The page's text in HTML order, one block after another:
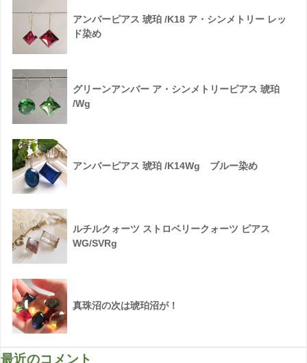
アンバーピアス 琥珀 /K18 ア・シンメトリー レッ
ド染め
グリーンアンバー ア・シンメトリーピアス 琥珀
/Wg
アンバーピアス 琥珀 /K14Wg ブルー染め
ルチルクォーツ ストロベリークォーツ ピアス
WG/SVRg
真珠沼の次は琥珀沼が！
最近のコメント